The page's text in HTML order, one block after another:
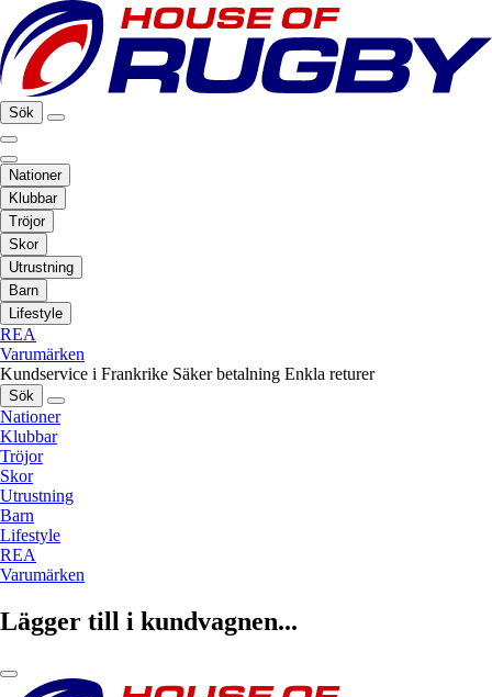
Sök
Nationer
Klubbar
Tröjor
Skor
Utrustning
Barn
Lifestyle
REA
Varumärken
Kundservice i Frankrike Säker betalning Enkla returer
Sök
Nationer
Klubbar
Tröjor
Skor
Utrustning
Barn
Lifestyle
REA
Varumärken
Lägger till i kundvagnen...